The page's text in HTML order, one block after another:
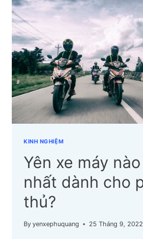
GIÁ
MÁY
TỐT
MÀ
BẠN
NÊN
BIẾT
KINH NGHIỆM
Yên xe máy
nhất dành cho
thủ?
By yenxephuquang 25 Tháng 9, 2022